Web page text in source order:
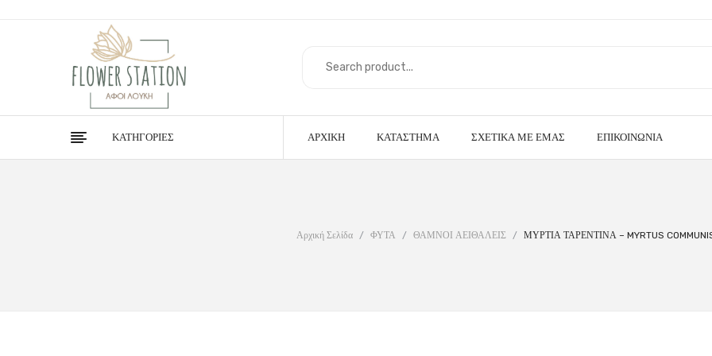
ΚΑΤΗΓΟΡΊΕΣ ΑΡΧΙΚΉ ΚΑΤΆΣΤΗΜΑ ΣΧΕΤΙΚΆ ΜΕ ΕΜΆΣ ΕΠΙΚΟΙΝΩΝΊΑ
Αρχική Σελίδα / ΦΥΤΑ / ΘΑΜΝΟΙ ΑΕΙΘΑΛΕΙΣ / ΜΥΡΤΙΑ ΤΑΡΕΝΤΙΝΑ – MYRTUS COMMUNIS